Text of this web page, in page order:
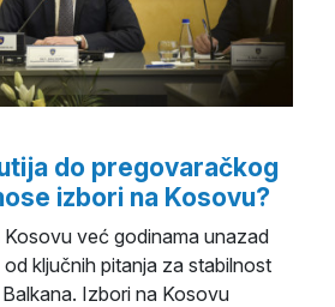
do pregovaračkog
izbori na Kosovu?
već godinama unazad
ključnih pitanja za stabilnost
Izbori na Kosovu